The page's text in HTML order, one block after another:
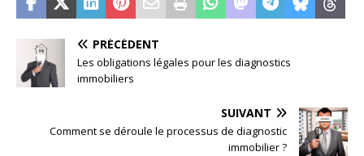
PRÉCÉDENT
Les obligations légales pour les diagnostics
immobiliers
SUIVANT
Comment se déroule le processus de diagnostic
immobilier ?